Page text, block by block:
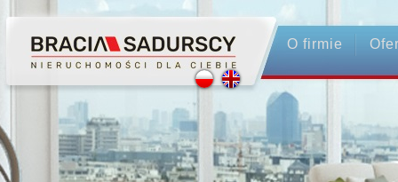
O firmie